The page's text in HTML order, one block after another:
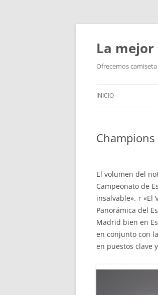
La mejor
Ofrecemos
INICIO
Champions
El volumen del
Campeonato de
insalvable». ↑ «El
Panorámica del
Madrid bien en
en conjunto con
en puestos clave